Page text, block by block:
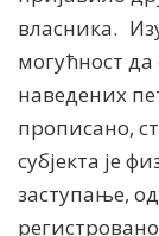
власника.
могућност
наведених
прописано,
субјекта је
заступање,